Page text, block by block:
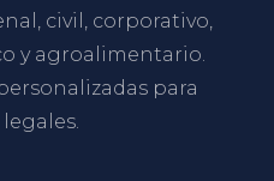
civil, corporativo,
y agroalimentario.
para